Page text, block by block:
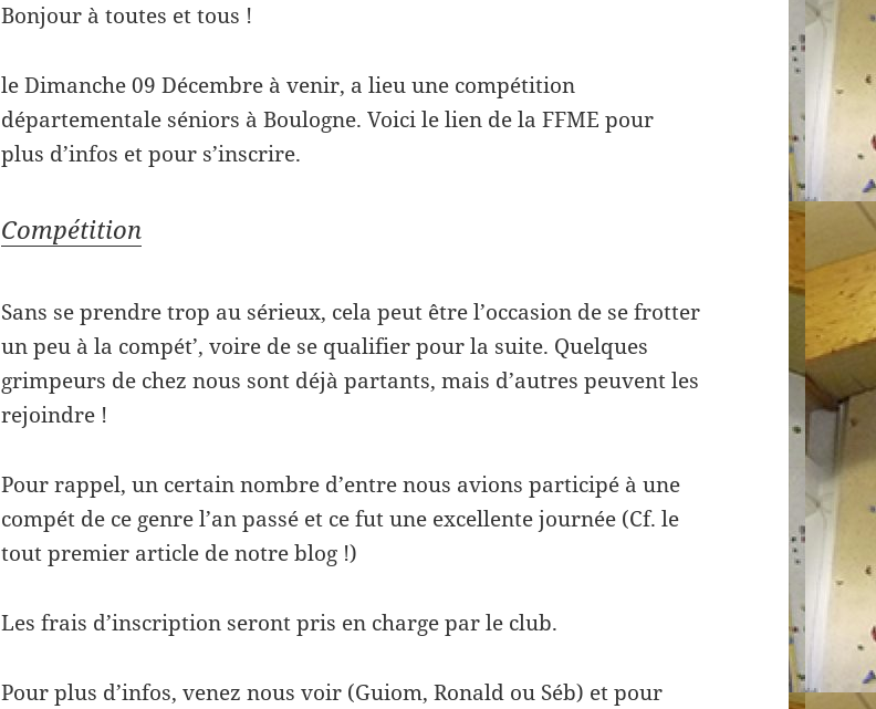
Bonjour à toutes et tous !
le Dimanche 09 Décembre à venir, a lieu une compétition
départementale séniors à Boulogne. Voici le lien de la FFME pour
plus d’infos et pour s’inscrire.
Compétition
Sans se prendre trop au sérieux, cela peut être l’occasion de se frotter
un peu à la compét’, voire de se qualifier pour la suite. Quelques
grimpeurs de chez nous sont déjà partants, mais d’autres peuvent les
rejoindre !
Pour rappel, un certain nombre d’entre nous avions participé à une
compét de ce genre l’an passé et ce fut une excellente journée (Cf. le
tout premier article de notre blog !)
Les frais d’inscription seront pris en charge par le club.
Pour plus d’infos, venez nous voir (Guiom, Ronald ou Séb) et pour